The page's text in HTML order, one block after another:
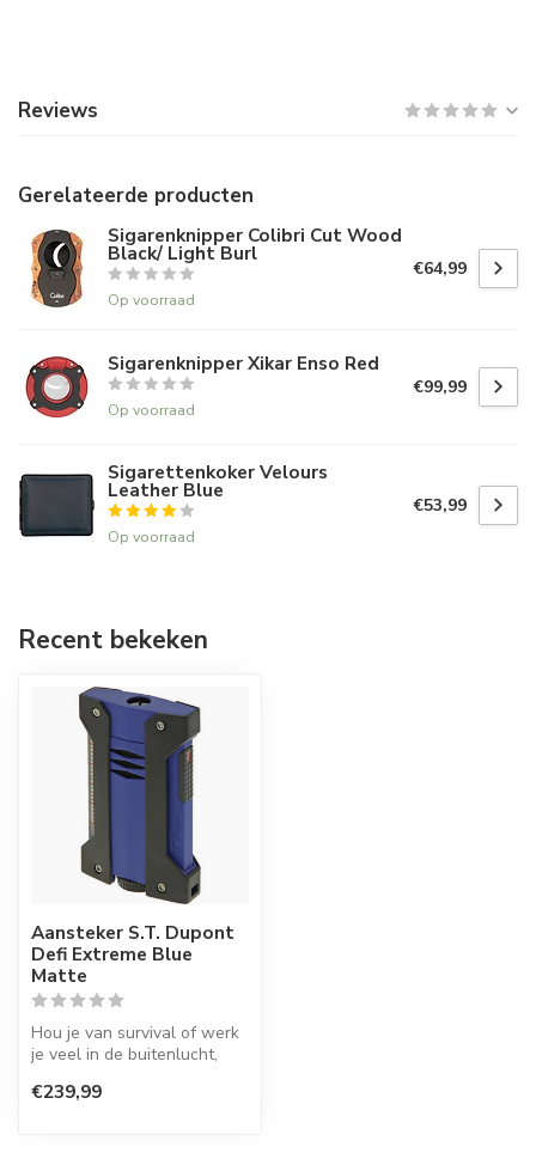
Reviews
Gerelateerde producten
Sigarenknipper Colibri Cut Wood
Black/ Light Burl
Op voorraad
€64,99
Sigarenknipper Xikar Enso Red
Op voorraad
€99,99
Sigarettenkoker Velours
Leather Blue
Op voorraad
€53,99
Recent bekeken
Aansteker S.T. Dupont
Defi Extreme Blue
Matte
Hou je van survival of werk
je veel in de buitenlucht,
€239,99